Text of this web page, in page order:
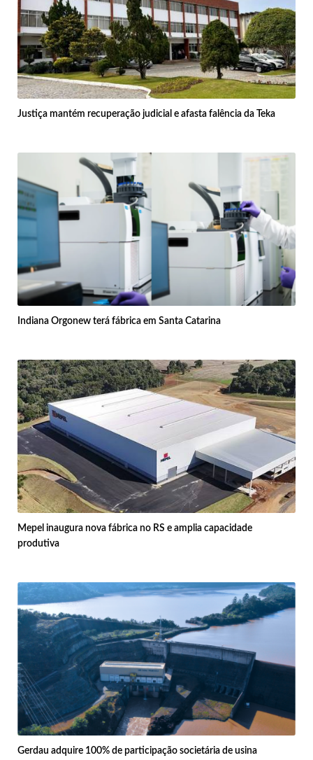
Justiça mantém recuperação judicial e afasta falência da Teka
Indiana Orgonew terá fábrica em Santa Catarina
Mepel inaugura nova fábrica no RS e amplia capacidade
produtiva
Gerdau adquire 100% de participação societária de usina